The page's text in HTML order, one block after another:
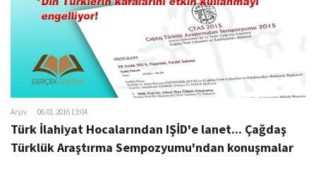
Arşiv 06.01.2016 13:04
Türk İlahiyat Hocalarından IŞİD'e lanet... Çağdaş
Türklük Araştırma Sempozyumu'ndan konuşmalar